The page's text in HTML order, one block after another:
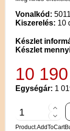
Vonalkód:
Kiszerelés: 10
Készlet
Készlet
10
Egységár: 1